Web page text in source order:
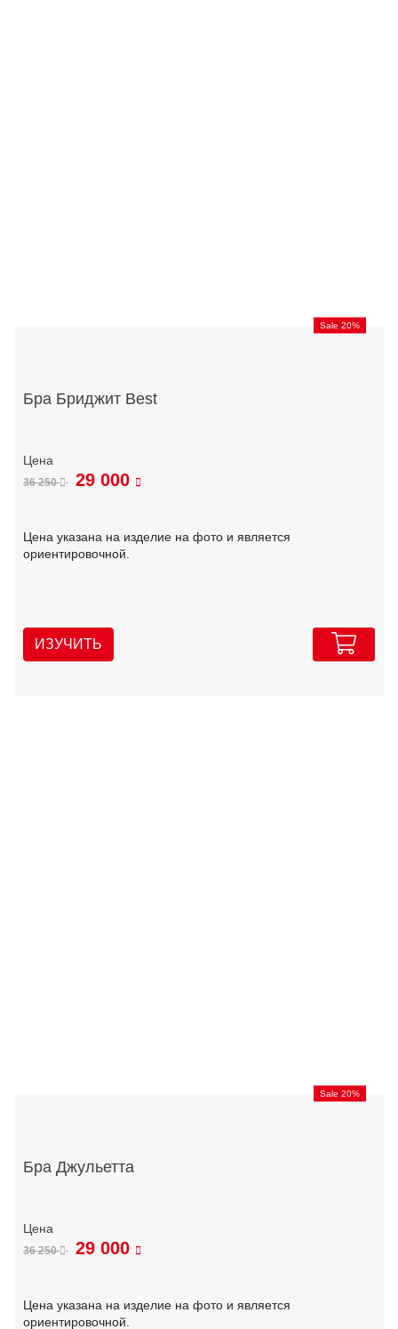
Sale 20%
Бра Бриджит Best
36 250 29 000
Цена указана на изделие на фото и является
ориентировочной.
ИЗУЧИТЬ
Sale 20%
Бра Джульетта
36 250 29 000
Цена указана на изделие на фото и является
ориентировочной.